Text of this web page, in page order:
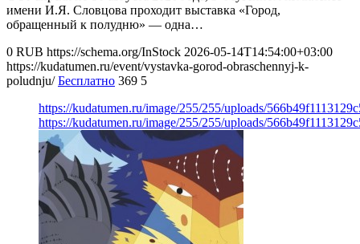
имени И.Я. Словцова проходит выставка «Город,
обращенный к полудню» — одна…
0 RUB https://schema.org/InStock 2026-05-14T14:54:00+03:00
https://kudatumen.ru/event/vystavka-gorod-obraschennyj-k-
poludnju/ Бесплатно 369 5
https://kudatumen.ru/image/255/255/uploads/
https://kudatumen.ru/image/255/255/uploads/